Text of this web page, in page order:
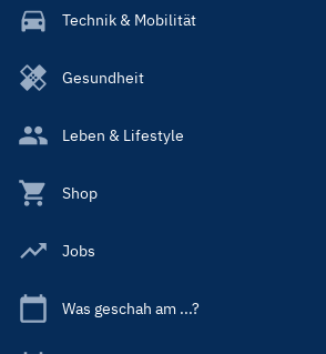
Technik & Mobilität
Gesundheit
Leben & Lifestyle
Shop
Jobs
Was geschah am ...?